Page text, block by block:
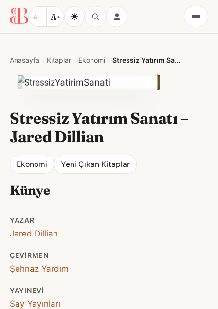
A − A+
Menü
Anasayfa Kitaplar Ekonomi Stressiz Yatırım Sanatı
Stressiz Yatırım Sanatı–
Jared Dillian
Ekonomi Yeni Çıkan Kitaplar
Künye
YAZAR
Jared Dillian
ÇEVIRMEN
Şehnaz Yardım
YAYINEVI
Say Yayınları